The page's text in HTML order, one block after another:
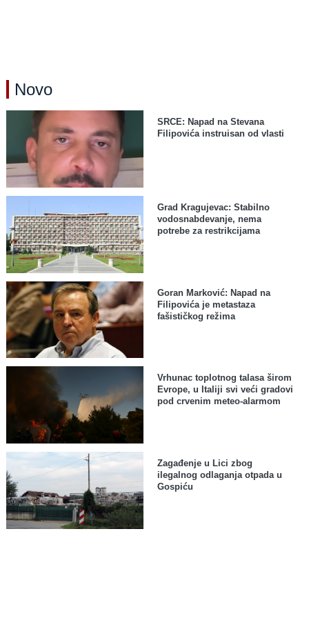
Novo
SRCE: Napad na Stevana
Filipovića instruisan od vlasti
Grad Kragujevac: Stabilno
vodosnabdevanje, nema
potrebe za restrikcijama
Goran Marković: Napad na
Filipovića je metastaza
fašističkog režima
Vrhunac toplotnog talasa širom
Evrope, u Italiji svi veći gradovi
pod crvenim meteo-alarmom
Zagađenje u Lici zbog
ilegalnog odlaganja otpada u
Gospiću